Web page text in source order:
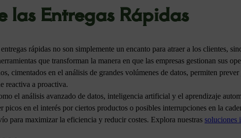
las Entregas Rápidas
rápidas no son simplemente un encanto para atraer a los clientes,
que transforman la manera en que las empresas gestionan sus
cimentados en el análisis de grandes volúmenes de datos, permiten
reactiva a proactiva.
el análisis avanzado de datos, inteligencia artificial y el aprendizaje
en el interés por ciertos productos o posibles interrupciones en la
para maximizar la eficiencia y reducir costes. Explora nuestras soluciones